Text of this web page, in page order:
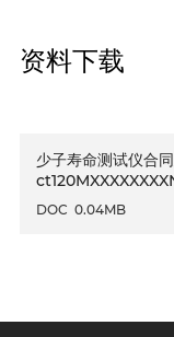
资料下载
少子寿命测试仪合
DOC 0.04MB